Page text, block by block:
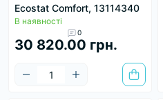
Ecostat Comfort, 13114340
В наявності
0
30 820.00 грн.